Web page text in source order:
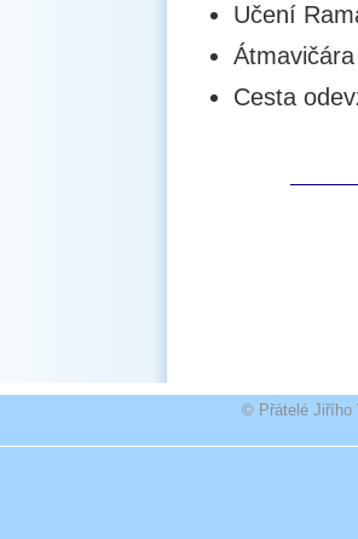
Učení
Cesta
© Přátelé